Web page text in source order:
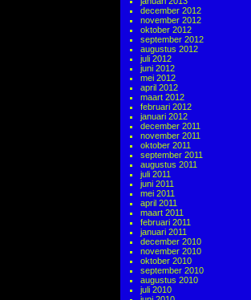
december 2012
november 2012
oktober 2012
september 2012
augustus 2012
juli 2012
juni 2012
mei 2012
april 2012
maart 2012
februari 2012
januari 2012
december 2011
november 2011
oktober 2011
september 2011
augustus 2011
juli 2011
juni 2011
mei 2011
april 2011
maart 2011
februari 2011
januari 2011
december 2010
november 2010
oktober 2010
september 2010
augustus 2010
juli 2010